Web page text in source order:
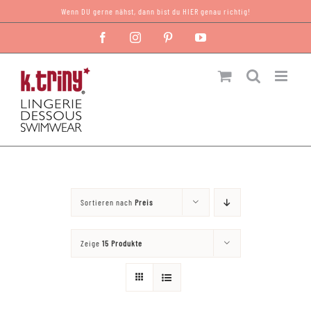
Inhalt
Wenn DU gerne nähst, dann bist du HIER genau richtig!
FacebookInstagramPinterest
Sortieren nach Preis
Zeige 15 Produkte